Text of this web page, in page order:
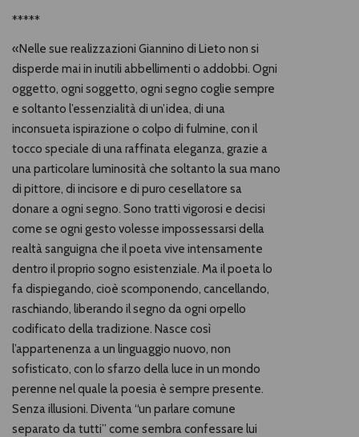
*****
«Nelle sue realizzazioni Giannino di Lieto non si
disperde mai in inutili abbellimenti o addobbi. Ogni
oggetto, ogni soggetto, ogni segno coglie sempre
e soltanto l’essenzialità di un’idea, di una
inconsueta ispirazione o colpo di fulmine, con il
tocco speciale di una raffinata eleganza, grazie a
una particolare luminosità che soltanto la sua mano
di pittore, di incisore e di puro cesellatore sa
donare a ogni segno. Sono tratti vigorosi e decisi
come se ogni gesto volesse impossessarsi della
realtà sanguigna che il poeta vive intensamente
dentro il proprio sogno esistenziale. Ma il poeta lo
fa dispiegando, cioè scomponendo, cancellando,
raschiando, liberando il segno da ogni orpello
codificato della tradizione. Nasce così
l’appartenenza a un linguaggio nuovo, non
sofisticato, con lo sfarzo della luce in un mondo
perenne nel quale la poesia è sempre presente.
Senza illusioni. Diventa “un parlare comune
separato da tutti” come sembra confessare lui